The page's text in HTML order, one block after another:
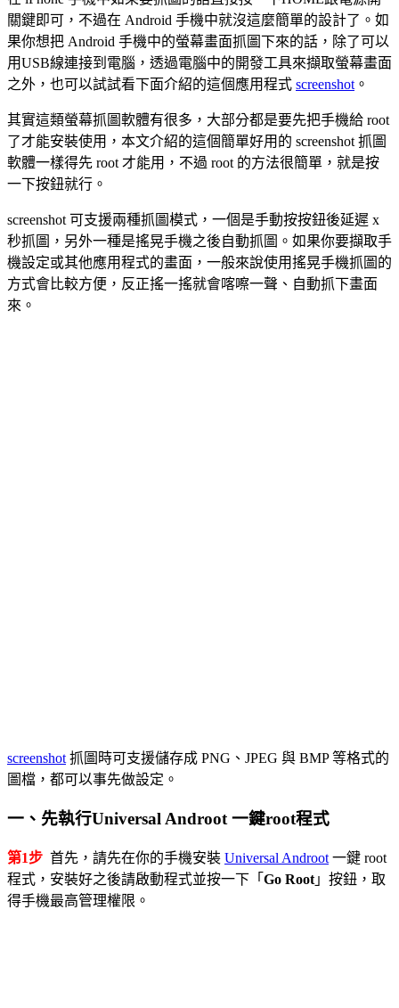
關鍵即可，不過在 Android 手機中就沒這麼簡單的設計了。如
果你想把 Android 手機中的螢幕畫面抓圖下來的話，除了可以
用USB線連接到電腦，透過電腦中的開發工具來擷取螢幕畫面
之外，也可以試試看下面介紹的這個應用程式 screenshot 。
其實這類螢幕抓圖軟體有很多，大部分都是要先把手機給 root
了才能安裝使用，本文介紹的這個簡單好用的 screenshot 抓圖
軟體一樣得先 root 才能用，不過 root 的方法很簡單，就是按
一下按鈕就行。
screenshot 可支援兩種抓圖模式，一個是手動按按鈕後延遲 x
秒抓圖，另外一種是搖晃手機之後自動抓圖。如果你要擷取手
機設定或其他應用程式的畫面，一般來說使用搖晃手機抓圖的
方式會比較方便，反正搖一搖就會喀嚓一聲、自動抓下畫面
來。
screenshot 抓圖時可支援儲存成 PNG、JPEG 與 BMP 等格式的
圖檔，都可以事先做設定。
一、先執行Universal Androot 一鍵root程式
第1步 首先，請先在你的手機安裝 Universal Androot 一鍵 root
程式，安裝好之後請啟動程式並按一下「 Go Root 」按鈕，取
得手機最高管理權限。